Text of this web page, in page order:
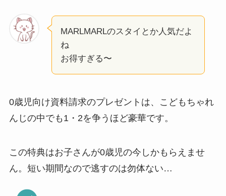
MARLMARLのスタイとか人気だよ
ね
お得すぎる〜
0歳児向け資料請求のプレゼントは、こどもちゃれ
んじの中でも1・2を争うほど豪華です。
この特典はお子さんが0歳児の今しかもらえませ
ん。短い期間なので逃すのは勿体ない…